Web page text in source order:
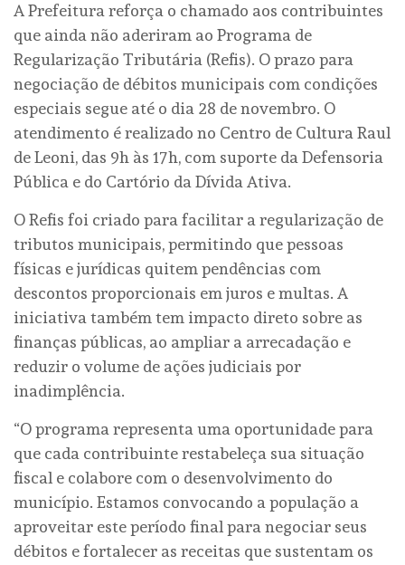
A Prefeitura reforça o chamado aos contribuintes
que ainda não aderiram ao Programa de
Regularização Tributária (Refis). O prazo para
negociação de débitos municipais com condições
especiais segue até o dia 28 de novembro. O
atendimento é realizado no Centro de Cultura Raul
de Leoni, das 9h às 17h, com suporte da Defensoria
Pública e do Cartório da Dívida Ativa.
O Refis foi criado para facilitar a regularização de
tributos municipais, permitindo que pessoas
físicas e jurídicas quitem pendências com
descontos proporcionais em juros e multas. A
iniciativa também tem impacto direto sobre as
finanças públicas, ao ampliar a arrecadação e
reduzir o volume de ações judiciais por
inadimplência.
“O programa representa uma oportunidade para
que cada contribuinte restabeleça sua situação
fiscal e colabore com o desenvolvimento do
município. Estamos convocando a população a
aproveitar este período final para negociar seus
débitos e fortalecer as receitas que sustentam os